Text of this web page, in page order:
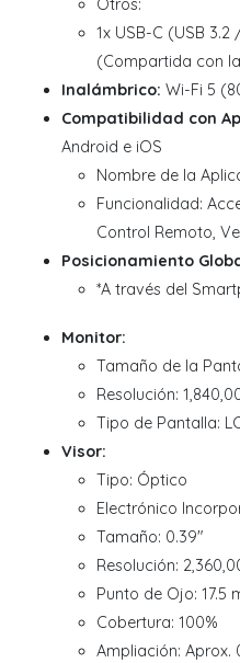
Otros:
1x USB-C (USB
(Compartida con
Inalámbrico: Wi-Fi 5
Compatibilidad con
Android e iOS
Nombre de la
Funcionalidad:
Control Remoto,
Posicionamiento
*A través del
Monitor:
Tamaño de la
Resolución:
Tipo de Pantalla:
Visor:
Tipo: Óptico
Electrónico
Tamaño: 0.39"
Resolución:
Punto de Ojo: 17.5
Cobertura: 100%
Ampliación: Aprox.